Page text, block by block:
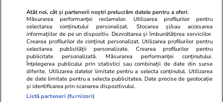
Ce au răspuns SIE și SRI la solicitarea
Libertatea privind gradul de militarizare a
celor două servicii
Stiri Mondene 14:00
Jennifer Lopez, fotografiată goală în cadă.
Imaginile care au atras atenția fanilor artistei
Atât noi, cât și partenerii noștri prelucrăm datele pentru a oferi:
Măsurarea performanței reclamelor. Utilizarea profilurilor pentru
selectarea conținutului personalizat. Stocarea și/sau accesarea
informațiilor de pe un dispozitiv. Dezvoltarea și îmbunătățirea serviciilor.
Crearea profilurilor de conținut personalizat. Utilizarea profilurilor pentru
selectarea publicității personalizate. Crearea profilurilor pentru
publicitate personalizată. Măsurarea performanței conținutului.
Înțelegerea publicului prin statistici sau combinații de date din surse
diferite. Utilizarea datelor limitate pentru a selecta conținutul. Utilizarea
de date limitate pentru a selecta publicitatea. Date precise de geolocație
și identificarea prin scanarea dispozitivului.
Listă parteneri (furnizori)